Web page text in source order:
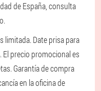
de España, consulta
limitada. Date prisa para
precio promocional es
Garantía de compra
en la oficina de